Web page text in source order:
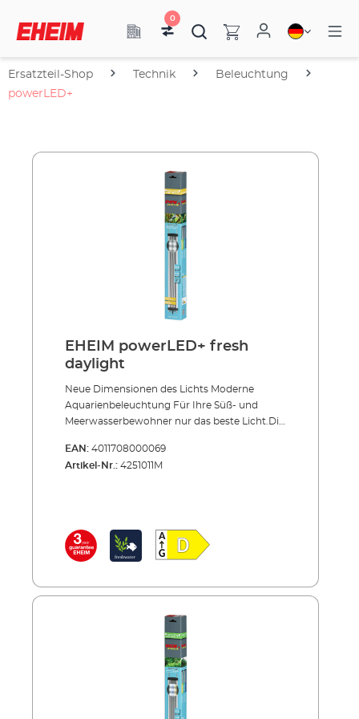
0
Ersatzteil-Shop Technik
Beleuchtung
powerLED+
EHEIM powerLED+ fresh
daylight
Neue Dimensionen des Lichts Moderne
Aquarienbeleuchtung Für Ihre Süß- und
Meerwasserbewohner nur das beste Licht.Die
Lichtbedürfnisse von Wasserpflanzen und
Tieren optimal angepasst. Sie ist für Süß-
wenn es um moderne Aquarienbeleuchtung
geht.Von Sonnenlicht-Vollspektrum bis zu
bieten die komplette Bandbreite. Alle
Spektren sind präzise auf die Lichtbedürfnisse
von Wasserpflanzen und Korallen
abgestimmt. Helligkeit und Farbwiedergabe
sind natürlich und brillant. Wasserpflanzen
wachsen und gedeihen hervorragend und
Korallen fluoreszieren in wunderschönen
Farben.Ausziehbare Bügel-Halterungen
EAN: 4011708000069
Artikel-Nr.: 4251011M